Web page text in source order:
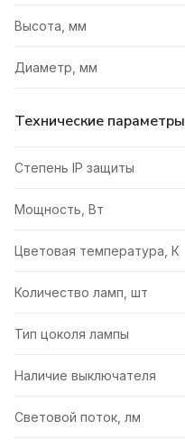
Высота, мм
Диаметр, мм
Технические параметры
Степень IP защиты
Мощность, Вт
Цветовая температура, К
Количество ламп, шт
Тип цоколя лампы
Наличие выключателя
Световой поток, лм